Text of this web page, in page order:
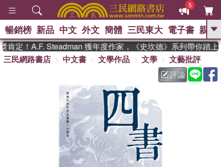
5
GO
熱搜： 東野圭吾 、 高希均教授回憶錄
父親節 、 如果歷
暑期推薦 、 國際布克
獎 臺灣漫遊錄
登輝時代 、 數學女孩：黎曼猜想
偉大的迷走神經
暢銷榜 新品 中文 外文 簡體 三民東大 電子書 親子
定！A.F. Steadman 獲年度作家，《史坎德》系列帶你踏上熱
三民網路書店
中文書 文學作品 文學
文藝批評
評論